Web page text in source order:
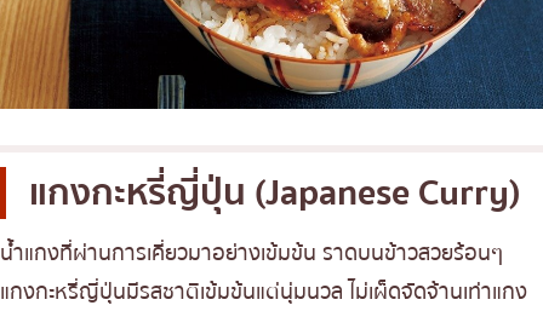
แกงกะหรี่ญี่ปุ่น (Japanese Curry)
น้ำแกงที่ผ่านการเคี่ยวมาอย่างเข้มข้น ราดบนข้าวสวยร้อนๆ
แกงกะหรี่ญี่ปุ่นมีรสชาติเข้มข้นแต่นุ่มนวล ไม่เผ็ดจัดจ้านเท่าแกง